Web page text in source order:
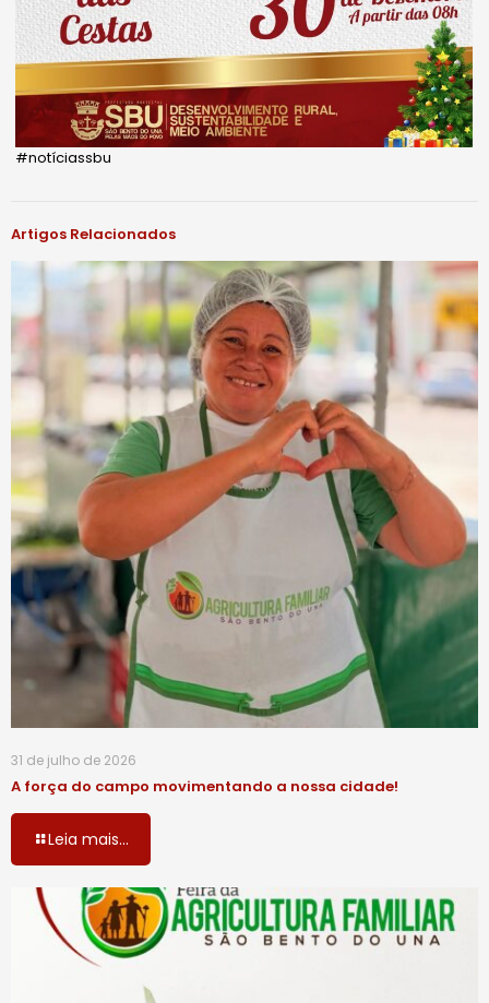
#notíciassbu
Artigos Relacionados
31 de julho de 2026
A força do campo movimentando a nossa cidade!
Leia mais...